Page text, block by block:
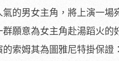
的男女主角，將上演一場
群願意為女主角赴湯蹈火的
索姆其為圖雅尼特掛保證